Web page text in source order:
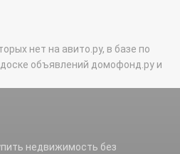
нет на авито.ру, в базе по
объявлений домофонд.ру и
недвижимость без